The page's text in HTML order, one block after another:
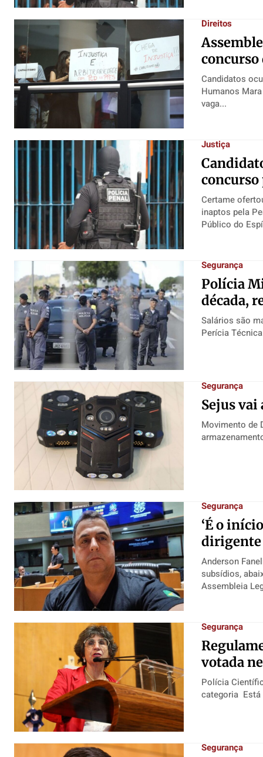
Direitos
concurso
Candidatos
Humanos Mara Lima/Ales Candidatos do concurso da Polícia Penal (PPES) que concorreram à
vaga...
Justiça
Certame
inaptos pela Perícia Pessoas com deficiência (PCDs) oficializaram
Público do
Segurança
Polícia
década,
Salários são
Segurança
​Sejus
Movimento de
Segurança
‘É o
Anderson
subsídios, abaixo do que foi
Assembleia
Segurança
votada
Polícia
Segurança